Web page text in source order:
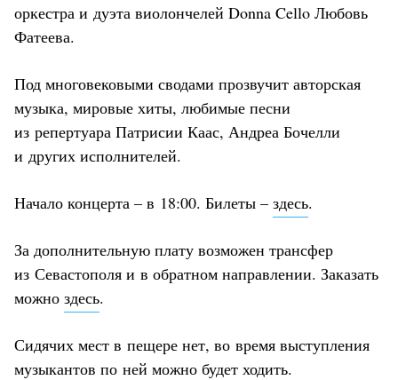
оркестра и дуэта виолончелей Donna Cello Любовь
Фатеева.
Под многовековыми сводами прозвучит авторская
музыка, мировые хиты, любимые песни
из репертуара Патрисии Каас, Андреа Бочелли
и других исполнителей.
Начало концерта – в 18:00. Билеты – здесь.
За дополнительную плату возможен трансфер
из Севастополя и в обратном направлении. Заказать
можно здесь.
Сидячих мест в пещере нет, во время выступления
музыкантов по ней можно будет ходить.